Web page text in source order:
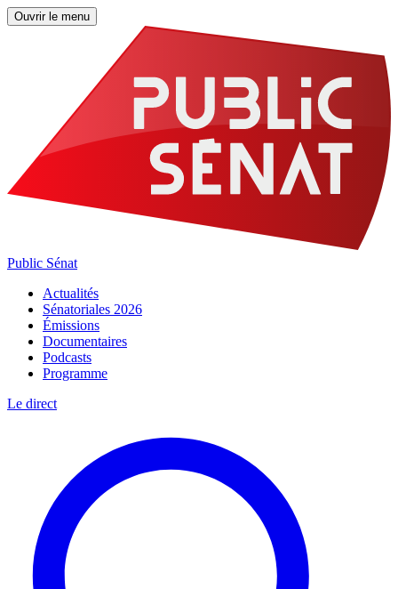
Ouvrir le menu
Public Sénat
Actualités
Sénatoriales 2026
Émissions
Documentaires
Podcasts
Programme
Le direct